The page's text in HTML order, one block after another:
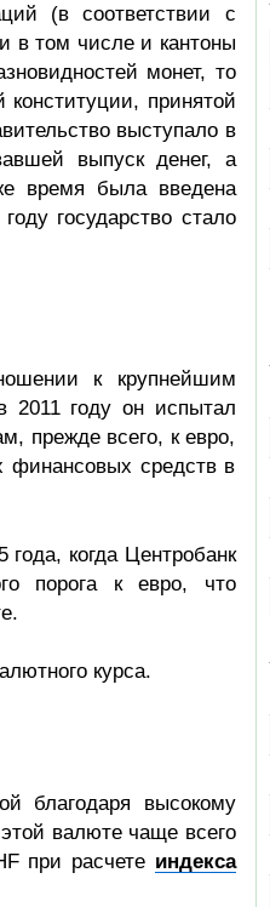
(в соответствии с
в том числе и кантоны
монет, то
принятой
выступало в
выпуск денег, а
время была введена
государство стало
к крупнейшим
2011 году он испытал
прежде всего, к евро,
финансовых средств в
когда Центробанк
порога к евро, что
курса.
благодаря высокому
валюте чаще всего
при расчете индекса